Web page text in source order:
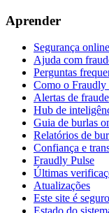
Aprender
Segurança online
Ajuda com
Perguntas
Como o Fraudly
Alertas de fraude
Hub de
Guia de burlas
Relatórios de
Confiança e
Fraudly Pulse
Últimas
Atualizações
Este site é